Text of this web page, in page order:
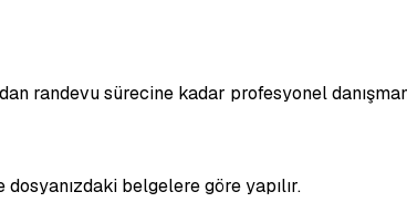
randevu sürecine kadar profesyonel
belgelere göre yapılır.